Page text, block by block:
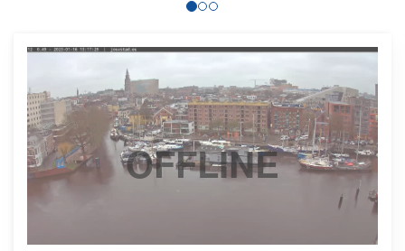
OFFLINE